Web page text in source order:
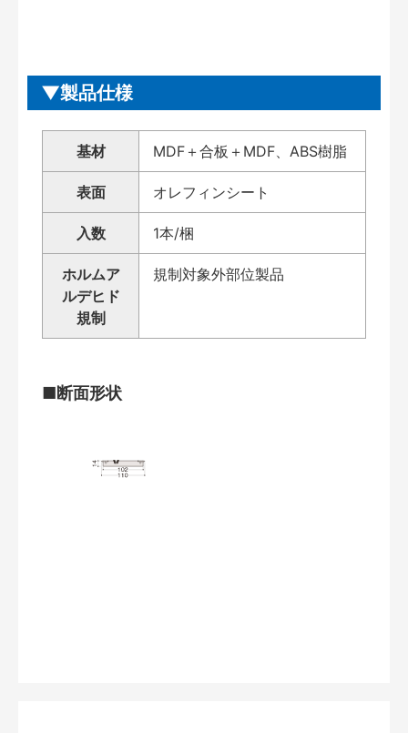
製品仕様
基材 MDF＋合板＋MDF、ABS樹脂
表面 オレフィンシート
入数 1本/梱
ホルムア
ルデヒド
規制
規制対象外部位製品
■断面形状